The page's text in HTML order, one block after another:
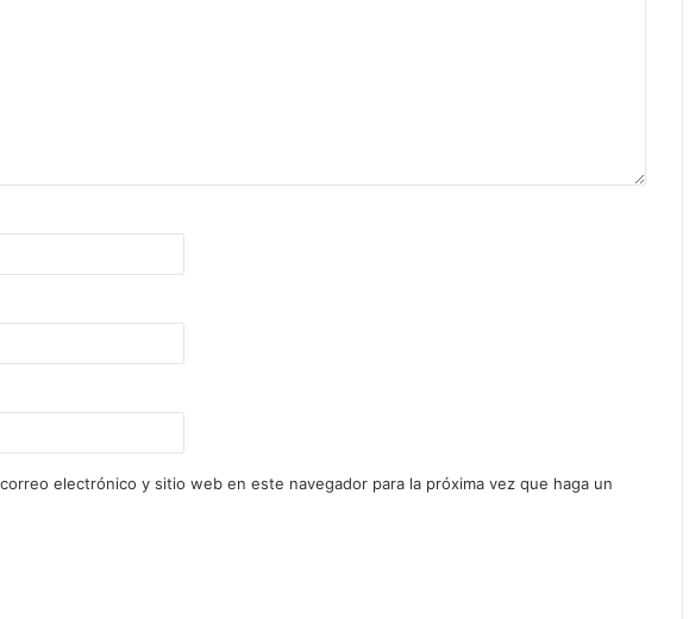
electrónico y sitio web en este navegador para la próxima vez que haga un